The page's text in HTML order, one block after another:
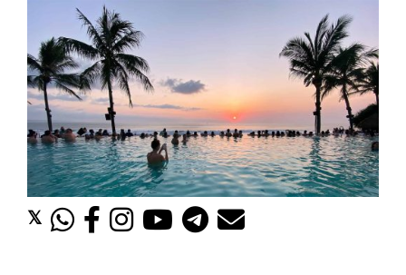
B
i
t
c
o
i
n
𝕏